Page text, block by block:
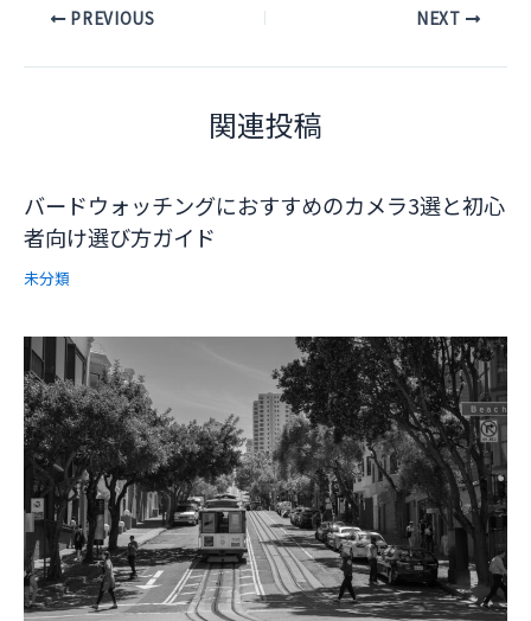
PostPREVIOUS NEXT
関連投稿
バードウォッチングにおすすめのカメラ3選と初心
者向け選び方ガイド
未分類